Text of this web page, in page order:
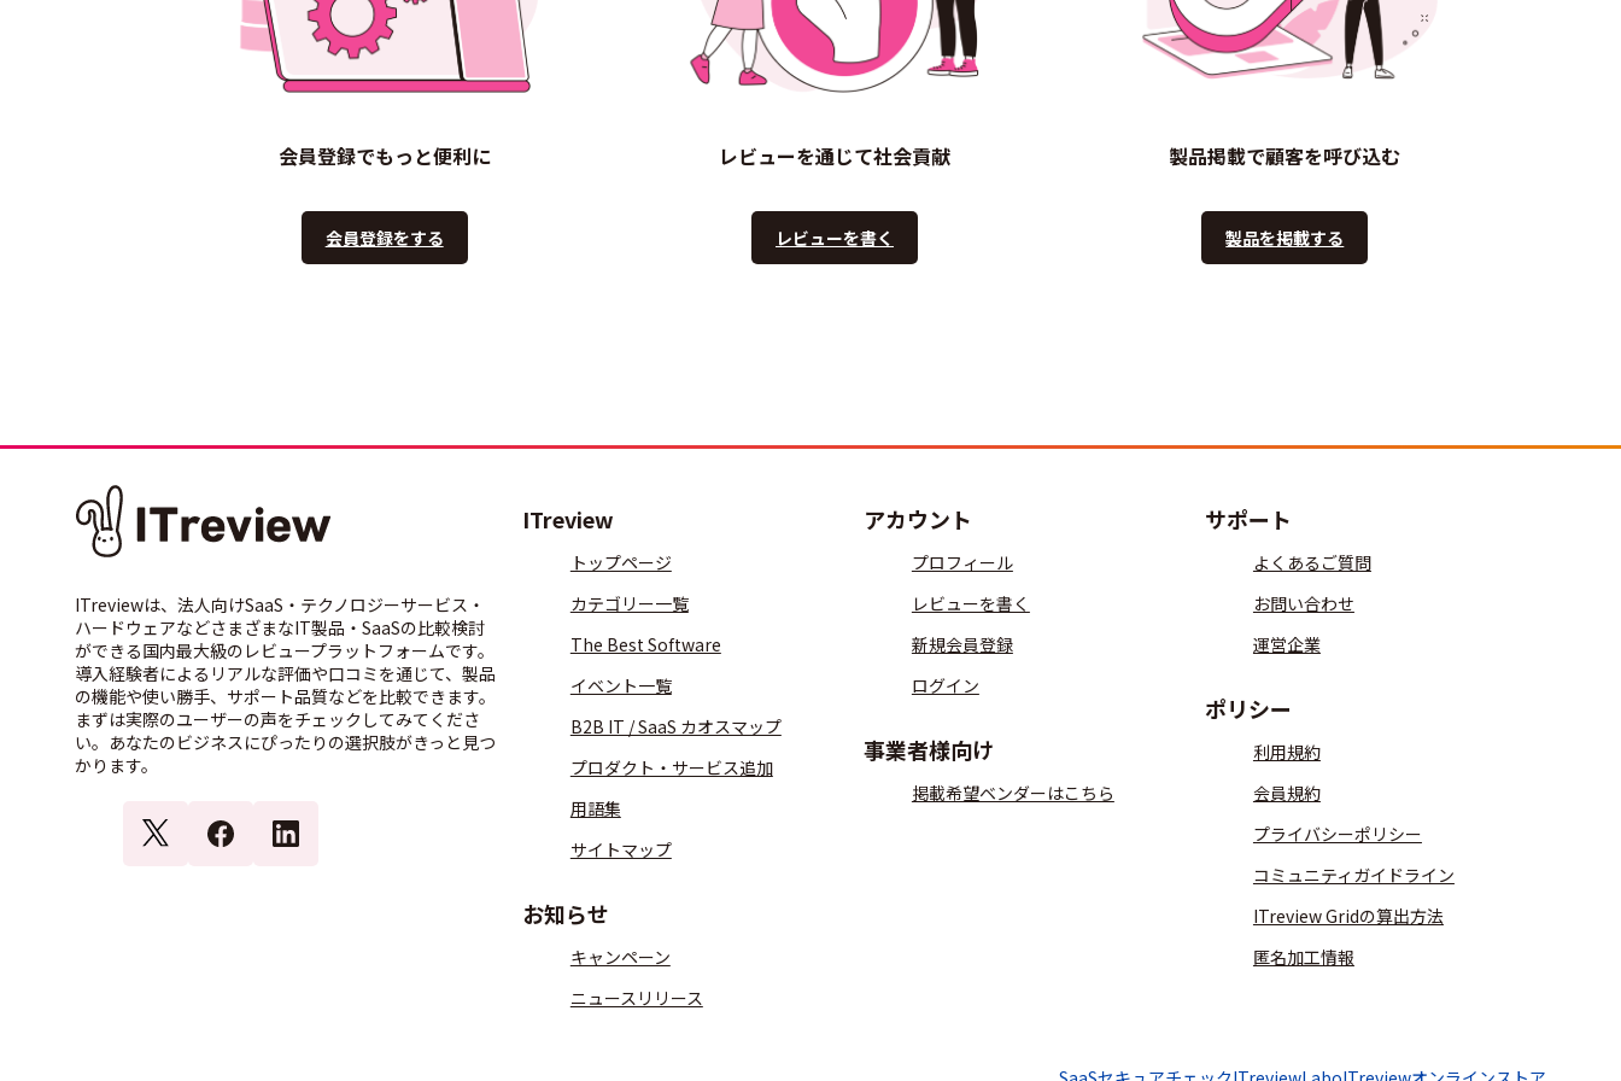
会員登録でもっと便利に
会員登録をする
レビューを通じて社会貢献
レビューを書く
製品掲載で顧客を呼び込む
製品を掲載する
ITreviewは、法人向けSaaS・テクノロジーサービス・
ハードウェアなどさまざまなIT製品・SaaSの比較検討
ができる国内最大級のレビュープラットフォームです。
導入経験者によるリアルな評価や口コミを通じて、製品
の機能や使い勝手、サポート品質などを比較できます。
まずは実際のユーザーの声をチェックしてみてくださ
い。あなたのビジネスにぴったりの選択肢がきっと見つ
かります。
ITreview
トップページ
カテゴリー一覧
The Best Software
イベント一覧
B2B IT / SaaS カオスマップ
プロダクト・サービス追加
用語集
サイトマップ
お知らせ
キャンペーン
ニュースリリース
アカウント
プロフィール
レビューを書く
新規会員登録
ログイン
事業者様向け
掲載希望ベンダーはこちら
サポート
よくあるご質問
お問い合わせ
運営企業
ポリシー
利用規約
会員規約
プライバシーポリシー
コミュニティガイドライン
ITreview Gridの算出方法
匿名加工情報